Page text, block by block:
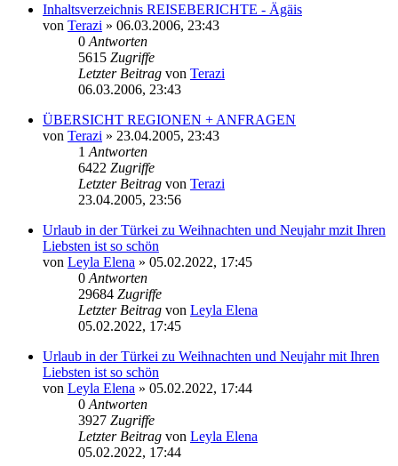
Inhaltsverzeichnis REISEBERICHTE - Ägäis
von Terazi » 06.03.2006, 23:43
0 Antworten
5615 Zugriffe
Letzter Beitrag von Terazi
06.03.2006, 23:43
ÜBERSICHT REGIONEN + ANFRAGEN
von Terazi » 23.04.2005, 23:43
1 Antworten
6422 Zugriffe
Letzter Beitrag von Terazi
23.04.2005, 23:56
Urlaub in der Türkei zu Weihnachten und Neujahr mzit Ihren
Liebsten ist so schön
von Leyla Elena » 05.02.2022, 17:45
0 Antworten
29684 Zugriffe
Letzter Beitrag von Leyla Elena
05.02.2022, 17:45
Urlaub in der Türkei zu Weihnachten und Neujahr mit Ihren
Liebsten ist so schön
von Leyla Elena » 05.02.2022, 17:44
0 Antworten
3927 Zugriffe
Letzter Beitrag von Leyla Elena
05.02.2022, 17:44